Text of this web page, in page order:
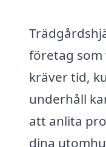
företag som
kräver tid,
underhåll
att anlita
dina